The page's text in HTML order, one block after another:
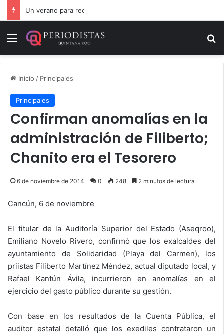
Menú
Inicio / Principales
Principales
Confirman anomalías en la
administración de Filiberto;
Chanito era el Tesorero
6 de noviembre de 2014 0 248 2 minutos de lectura
Cancún, 6 de noviembre
El titular de la Auditoría Superior del Estado (Aseqroo),
Emiliano Novelo Rivero, confirmó que los exalcaldes del
ayuntamiento de Solidaridad (Playa del Carmen), los
priistas Filiberto Martínez Méndez, actual diputado local, y
Rafael Kantún Ávila, incurrieron en anomalías en el
ejercicio del gasto público durante su gestión.
Con base en los resultados de la Cuenta Pública, el
auditor estatal detalló que los exediles contrataron un